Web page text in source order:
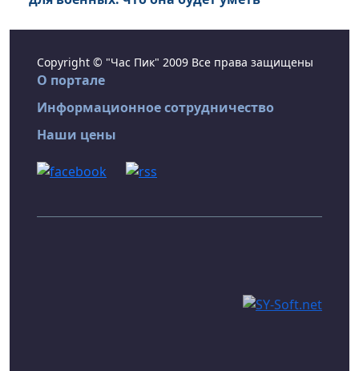
Copyright © "Час Пик" 2009 Все права защищены
О портале
Информационное сотрудничество
Наши цены